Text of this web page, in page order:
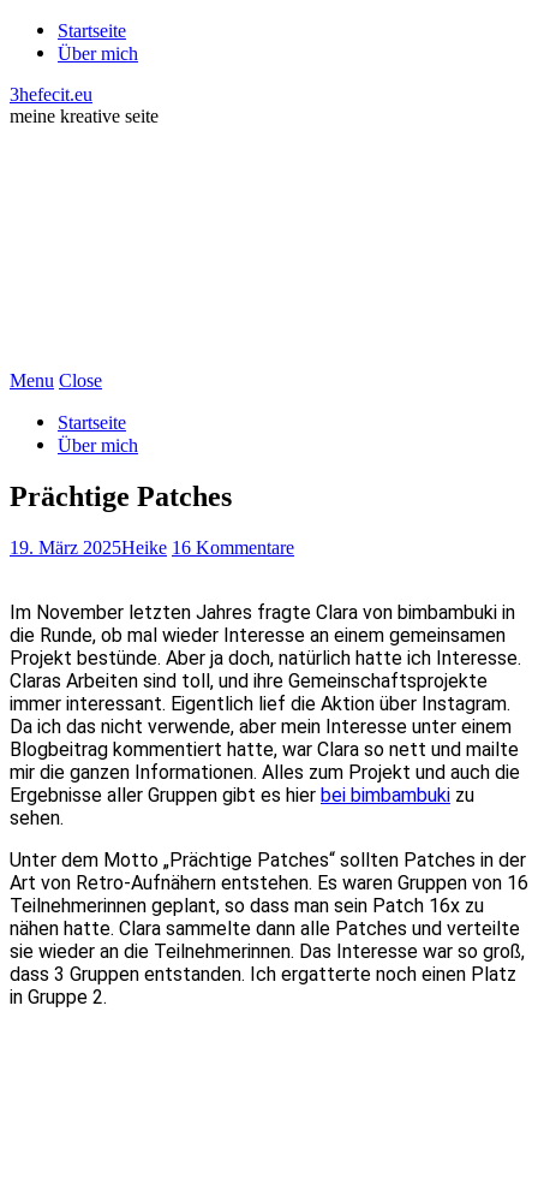
Startseite
Über mich
3hefecit.eu
meine kreative seite
Menu Close
Startseite
Über mich
Prächtige Patches
19. März 2025Heike 16 Kommentare
Im November letzten Jahres fragte Clara von bimbambuki in
die Runde, ob mal wieder Interesse an einem gemeinsamen
Projekt bestünde. Aber ja doch, natürlich hatte ich Interesse.
Claras Arbeiten sind toll, und ihre Gemeinschaftsprojekte
immer interessant. Eigentlich lief die Aktion über Instagram.
Da ich das nicht verwende, aber mein Interesse unter einem
Blogbeitrag kommentiert hatte, war Clara so nett und mailte
mir die ganzen Informationen. Alles zum Projekt und auch die
Ergebnisse aller Gruppen gibt es hier bei bimbambuki zu
sehen.
Unter dem Motto „Prächtige Patches“ sollten Patches in der
Art von Retro-Aufnähern entstehen. Es waren Gruppen von 16
Teilnehmerinnen geplant, so dass man sein Patch 16x zu
nähen hatte. Clara sammelte dann alle Patches und verteilte
sie wieder an die Teilnehmerinnen. Das Interesse war so groß,
dass 3 Gruppen entstanden. Ich ergatterte noch einen Platz
in Gruppe 2.